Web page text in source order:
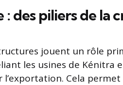
des piliers de la
jouent un rôle
les usines de Kénitra
Cela